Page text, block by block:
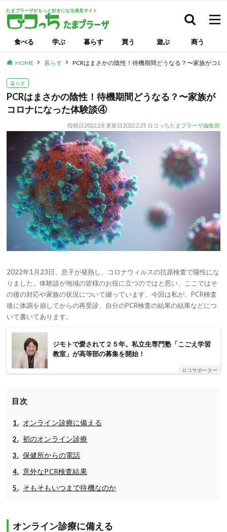
たまプラーザがもっと好きになる発見サイト
食べる 学ぶ 暮らす 買う 遊ぶ 商う
HOME 暮らす PCRはまさかの陰性！待機期間どうなる？〜家族がコ
暮らす
PCRはまさかの陰性！待機期間どうなる？〜家族が
コロナになった体験談④
投稿日 2022.2.8 更新日 2022.2.25 ロコっちたまプラーザ編集部
2022年1月23日、息子が発熱し、コロナウィルスの抗原検査で陽性にな
りました。体験談が地域の皆様のお役に立つのではと思い、ここではそ
の後の対応や家族の状況について綴っています。今回は私が、PCR検査
後に体調を崩してからの再受診、自分のPCR検査の結果の結果などにつ
いて書いてあります。
ジモトで愛されて２５年。私立生専門塾「こごえ学習
教室」が高等部の募集を開始！
ロコサポーター
目次
オンライン診療に備える
初のオンライン診療
保健所からの電話
意外なPCR検査結果
そもそもいつまで待機なのか
オンライン診療に備える